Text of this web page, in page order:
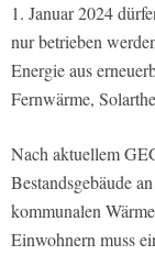
1. Januar 2024
nur betrieben
Energie aus
Fernwärme,
Nach aktuellem
Bestandsgebäude
kommunalen
Einwohnern muss